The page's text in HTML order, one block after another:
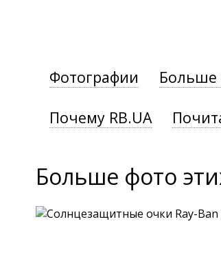
Фотографии
Почему RB.UA
Больше фото